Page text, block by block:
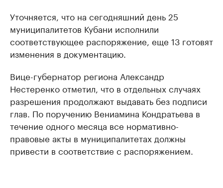
Уточняется, что на сегодняшний день 25
муниципалитетов Кубани исполнили
соответствующее распоряжение, еще 13 готовят
изменения в документацию.
Вице-губернатор региона Александр
Нестеренко отметил, что в отдельных случаях
разрешения продолжают выдавать без подписи
глав. По поручению Вениамина Кондратьева в
течение одного месяца все нормативно-
правовые акты в муниципалитетах должны
привести в соответствие с распоряжением.